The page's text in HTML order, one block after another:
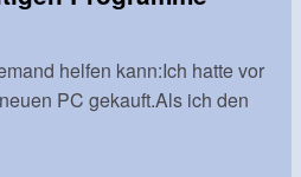
helfen kann:Ich hatte vor
PC gekauft.Als ich den